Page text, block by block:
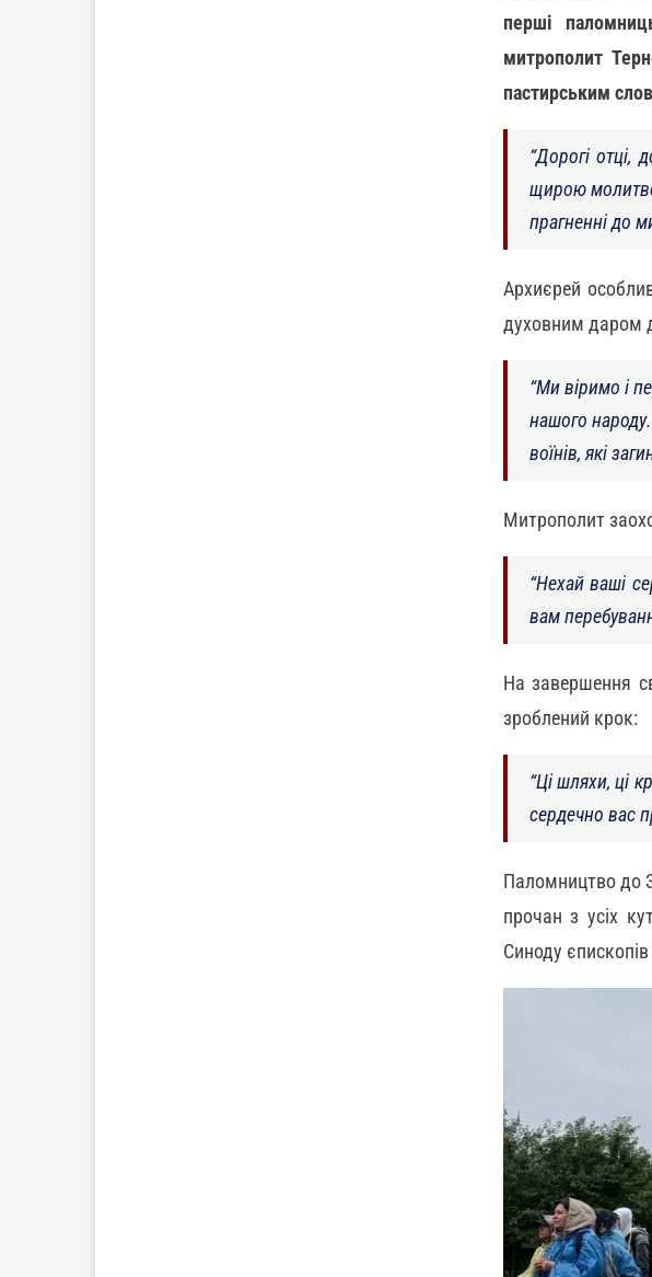
перші
митрополит
пастирським
“Дорогі отці,
щирою
прагненні до
Архиєрей
духовним даром
“Ми віримо і
нашого
воїнів, які
Митрополит
“Нехай ваші
вам
На завершення
зроблений крок:
“Ці шляхи, ці
сердечно вас
Паломництво до
прочан з усіх
Синоду